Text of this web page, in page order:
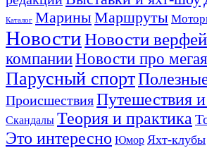
Каталог МариныМаршруты
НовостиНовости верфей
компанииНовости про
Парусный спорт
ПроисшествияПутешествия
Скандалы Теория и практика
Это интересно Юмор Яхт-клубы